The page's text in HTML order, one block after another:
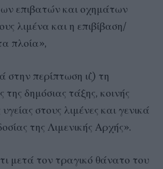
επιβατών και οχημάτων
λιμένα και η επιβίβαση/
πλοία»,
στην περίπτωση ιζ) τη
δημόσιας τάξης, κοινής
στους λιμένες και γενικά
της Λιμενικής Αρχής».
μετά τον τραγικό θάνατο του